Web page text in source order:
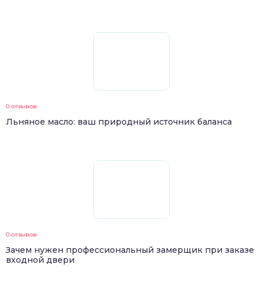
0 отзывов
Льняное масло: ваш природный источник баланса
0 отзывов
Зачем нужен профессиональный замерщик при заказе
входной двери